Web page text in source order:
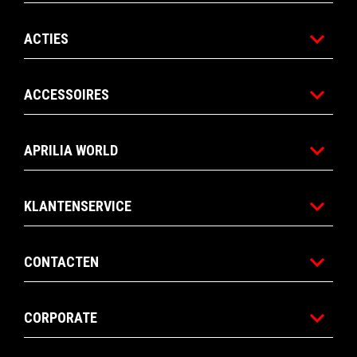
ACTIES
ACCESSOIRES
APRILIA WORLD
KLANTENSERVICE
CONTACTEN
CORPORATE